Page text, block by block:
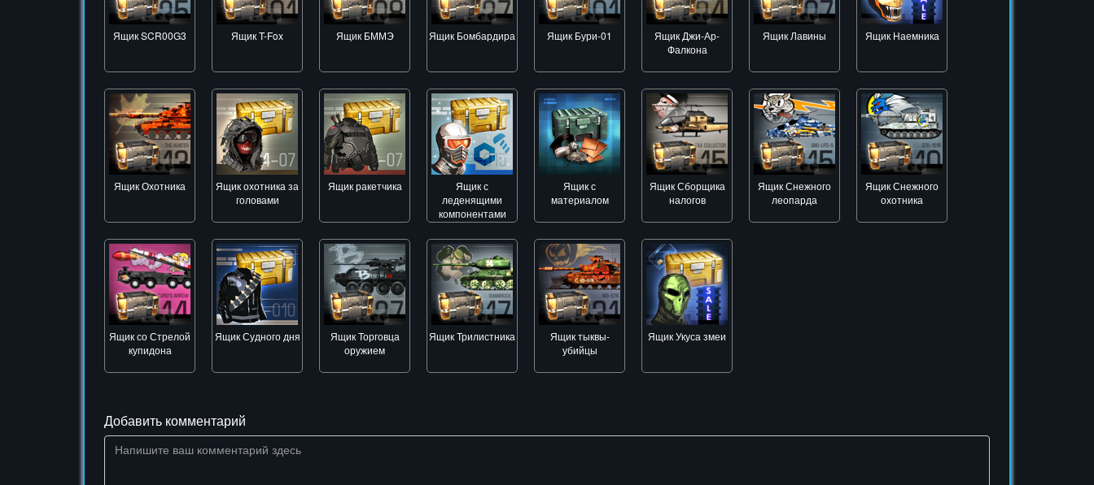
Ящик SCR00G3 Ящик T-Fox Ящик БММЭ Ящик Бомбардира Ящик Бури-01
Ящик Джи-Ар-
Фалкона
Ящик Лавины Ящик Наемника
Ящик Охотника
Ящик охотника за
головами
Ящик ракетчика
Ящик с
леденящими
компонентами
Ящик с
материалом
Ящик Сборщика
налогов
Ящик Снежного
леопарда
Ящик Снежного
охотника
Ящик со Стрелой
купидона
Ящик Судного дня
Ящик Торговца
оружием
Ящик Трилистника
Ящик тыквы-
убийцы
Ящик Укуса змеи
Добавить комментарий